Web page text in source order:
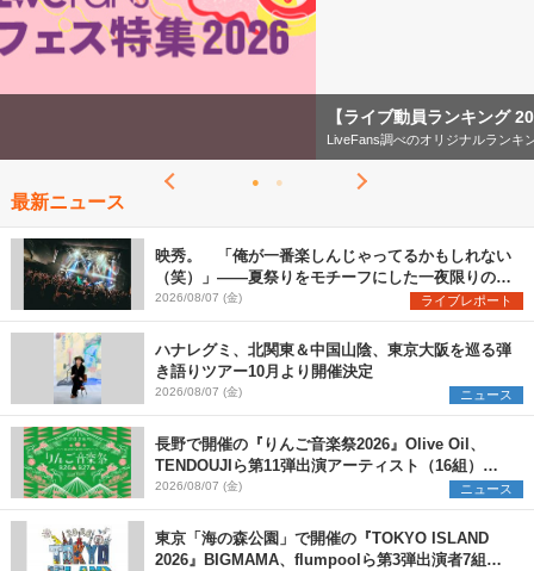
最新ニュース
映秀。 「俺が一番楽しんじゃってるかもしれない
（笑）」――夏祭りをモチーフにした一夜限りのス
ペシャルライブ『色祭』レポート
2026/08/07 (金) ライブレポート
ハナレグミ、北関東＆中国山陰、東京大阪を巡る弾
き語りツアー10月より開催決定
2026/08/07 (金) ニュース
長野で開催の『りんご音楽祭2026』Olive Oil、
TENDOUJIら第11弾出演アーティスト（16組）を
発表
2026/08/07 (金) ニュース
東京「海の森公園」で開催の『TOKYO ISLAND
2026』BIGMAMA、flumpoolら第3弾出演者7組を